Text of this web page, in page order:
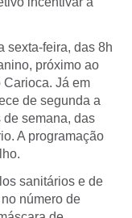
sexta-feira, das 8h
próximo ao
Já em
de segunda a
de semana, das
A programação
sanitários e de
número de